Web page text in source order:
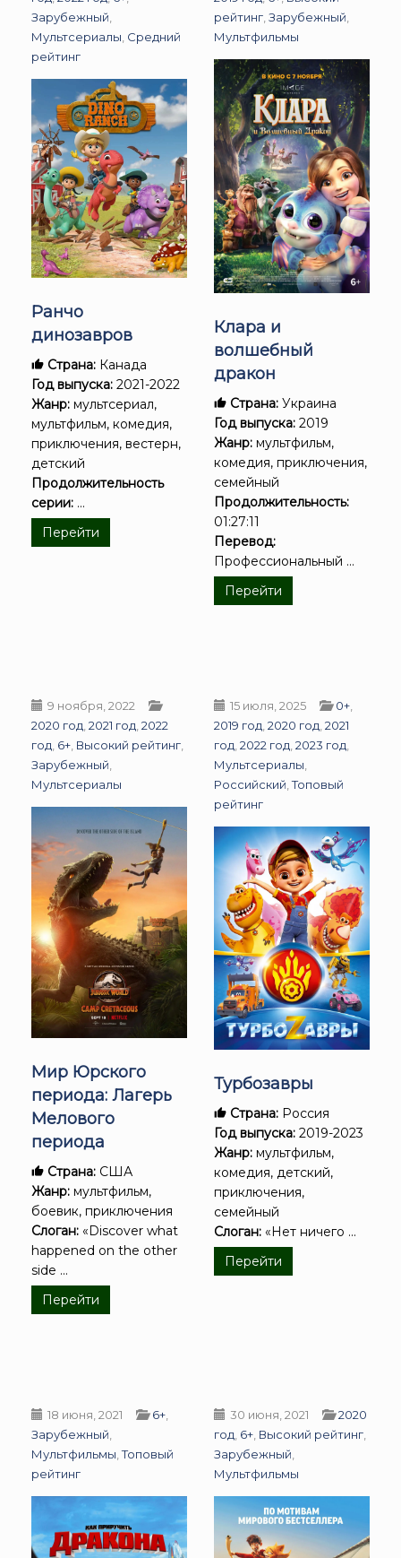
Зарубежный,
Мультсериалы, Средний
рейтинг
Ранчо
динозавров
Страна: Канада
Год выпуска: 2021-2022
Жанр: мультсериал,
мультфильм, комедия,
приключения, вестерн,
детский
Продолжительность
серии: ...
Перейти
рейтинг,Зарубежный,
Мультфильмы
Клара и
волшебный
дракон
Страна: Украина
Год выпуска: 2019
Жанр: мультфильм,
комедия, приключения,
семейный
Продолжительность:
01:27:11
Перевод:
Профессиональный ...
Перейти
9 ноября, 2022
2020 год,2021 год,2022
год, 6+, Высокий рейтинг,
Зарубежный,
Мультсериалы
Мир Юрского
периода: Лагерь
Мелового
периода
Страна: США
Жанр: мультфильм,
боевик, приключения
Слоган: «Discover what
happened on the other
side ...
Перейти
15 июля, 2025 0+,
2019 год,2020 год,2021
год,2022 год,2023 год,
Мультсериалы,
Российский,Топовый
рейтинг
Турбозавры
Страна: Россия
Год выпуска: 2019-2023
Жанр: мультфильм,
комедия, детский,
приключения,
семейный
Слоган: «Нет ничего ...
Перейти
18 июня, 2021 6+
Зарубежный
Мультфильмы ,Топовый
рейтинг
30 июня, 2021
2020
год 6+ Высокий рейтинг
Зарубежный
Мультфильмы